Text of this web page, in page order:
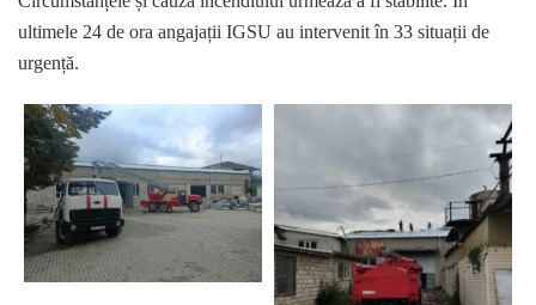
ultimele 24 de ora angajații IGSU au intervenit în 33 situații de
urgență.